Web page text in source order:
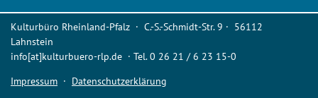
Kulturbüro Rheinland-Pfalz · C.-S.-Schmidt-Str. 9 · 56112
Lahnstein
info[at]kulturbuero-rlp.de · Tel. 0 26 21 / 6 23 15-0
Impressum · Datenschutzerklärung